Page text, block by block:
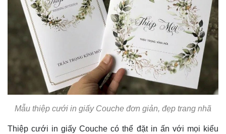
Mẫu thiệp cưới in giấy Couche đơn giản, đẹp trang nhã
Thiệp cưới in giấy Couche có thể đặt in ấn với mọi kiểu